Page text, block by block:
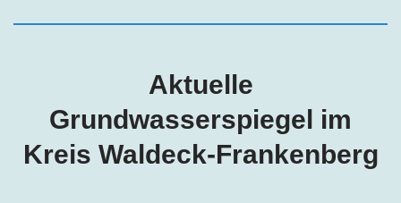
Aktuelle
Grundwasserspiegel im
Kreis Waldeck-Frankenberg